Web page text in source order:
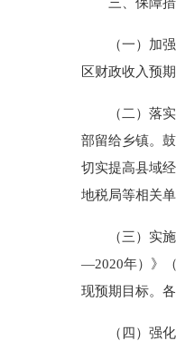
（一）加强组
区财政收入预
（二）落实财
部留给乡镇。
切实提高县域
地税局等相关单
（三）实施考
—2020年）》
现预期目标。
（四）强化结